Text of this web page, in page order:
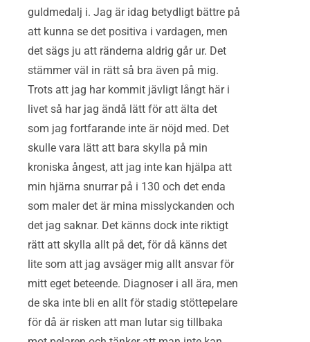
guldmedalj i. Jag är idag betydligt bättre på
att kunna se det positiva i vardagen, men
det sägs ju att ränderna aldrig går ur. Det
stämmer väl in rätt så bra även på mig.
Trots att jag har kommit jävligt långt här i
livet så har jag ändå lätt för att älta det
som jag fortfarande inte är nöjd med. Det
skulle vara lätt att bara skylla på min
kroniska ångest, att jag inte kan hjälpa att
min hjärna snurrar på i 130 och det enda
som maler det är mina misslyckanden och
det jag saknar. Det känns dock inte riktigt
rätt att skylla allt på det, för då känns det
lite som att jag avsäger mig allt ansvar för
mitt eget beteende. Diagnoser i all ära, men
de ska inte bli en allt för stadig stöttepelare
för då är risken att man lutar sig tillbaka